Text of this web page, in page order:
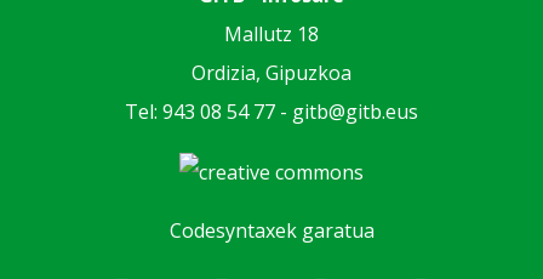
Mallutz 18
Ordizia, Gipuzkoa
Tel: 943 08 54 77 - gitb@gitb.eus
Codesyntaxek garatua